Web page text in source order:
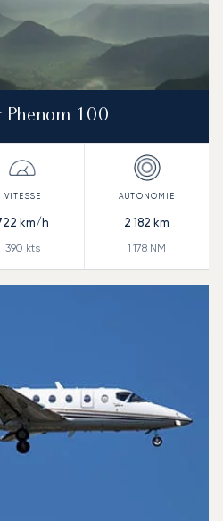
Phenom 100
km/h
390 kts
2 182 km
1 178 NM